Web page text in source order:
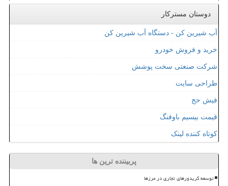
دوستان مسترکار
آب شیرین کن - دستگاه آب شیرین کن
خرید و فروش خودرو
شرکت صنعتی سخت پوشش
طراحی سایت
فیش حج
قیمت بیسیم باوفنگ
کوتاه کننده لینک
پربیننده ترین ها
توسعه کریدورهای تجاری در مرزها